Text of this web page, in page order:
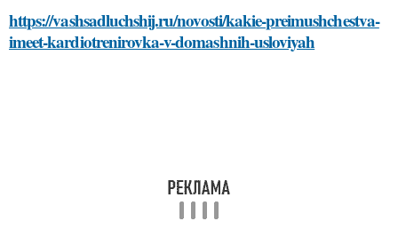
https://vashsadluchshij.ru/novosti/kakie-preimushchestva-
imeet-kardiotrenirovka-v-domashnih-usloviyah